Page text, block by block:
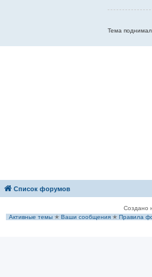
Тема
Список форумов
Создано
Активные темы ✭ Ваши сообщения ✭ Правила